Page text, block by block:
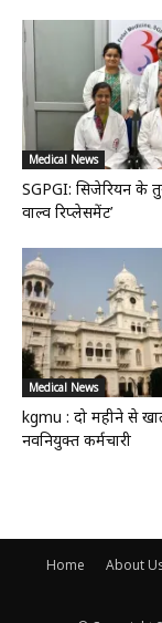
Medical News
SGPGI: सिजेरियन के
वाल्व रिप्लेसमेंट’
Medical News
kgmu : दो महीने से
नवनियुक्त कर्मचारी
Home About